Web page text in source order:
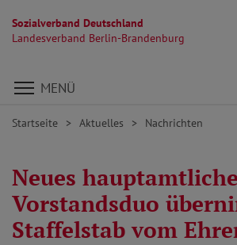
Sozialverband Deutschland
Landesverband Berlin-Brandenburg
Direkt zu den Inhalten springen
MENÜ
Startseite Aktuelles Nachrichten
Neues
Vorstandsduo
Staffelstab vom